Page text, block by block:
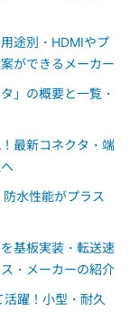
途別・HDMIやプ
ができるメーカー
」の概要と一覧・
最新コネクタ・端
水性能がプラス
基板実装・転送速
・メーカーの紹介
躍！小型・耐久